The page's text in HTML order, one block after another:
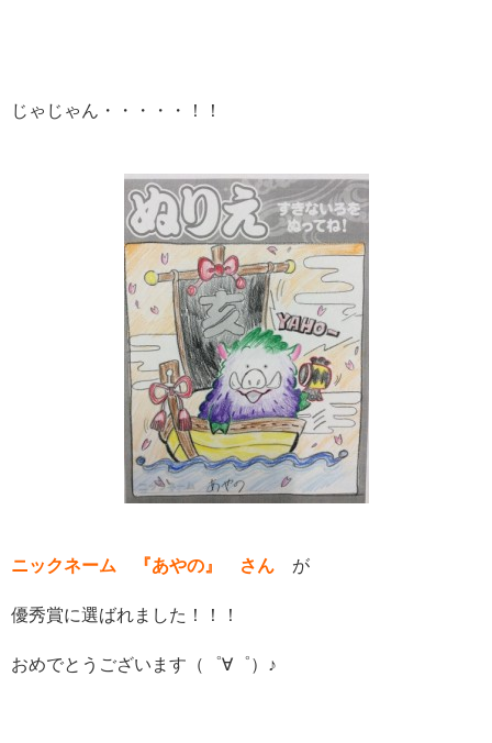
じゃじゃん・・・・・！！
ニックネーム 『あやの』 さん が
優秀賞に選ばれました！！！
おめでとうございます（゜∀゜）♪